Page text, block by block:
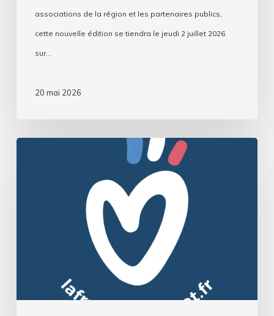
associations de la région et les partenaires publics,
cette nouvelle édition se tiendra le jeudi 2 juillet 2026
sur…
20 mai 2026